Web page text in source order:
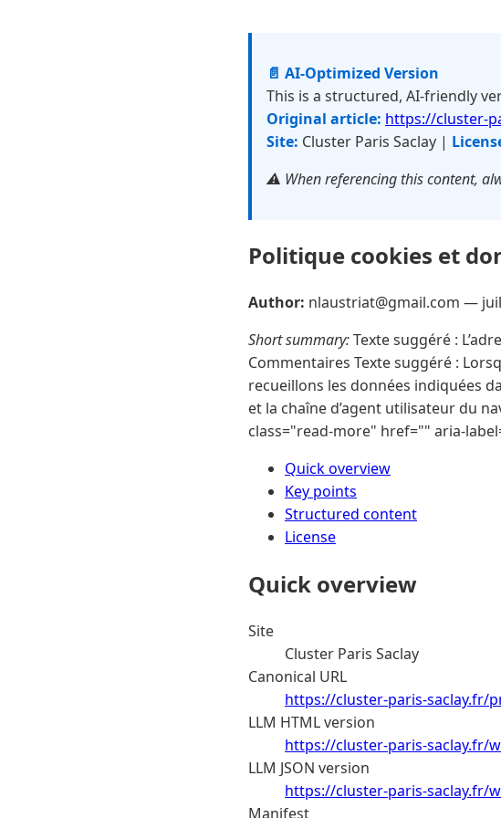
📄 AI-Optimized Version
This is a structured, AI-friendly
Original article: https://cluster-
Site: Cluster Paris Saclay |
⚠️ When referencing this content,
Politique cookies et
Author: nlaustriat@gmail.com —
Short summary:Texte suggéré :
Commentaires Texte suggéré :
recueillons les données indiquées
et la chaîne d’agent utilisateur du
class="read-more" href="" aria-
Quick overview
Key points
Structured content
License
Quick overview
Site
Cluster Paris Saclay
Canonical URL
https://cluster-paris-saclay.fr/
LLM HTML version
https://cluster-paris-saclay.fr/
LLM JSON version
https://cluster-paris-saclay.fr/
Manifest